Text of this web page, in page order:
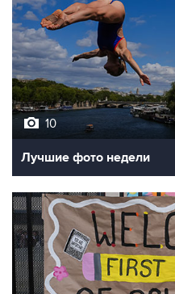
10
Лучшие фото недели